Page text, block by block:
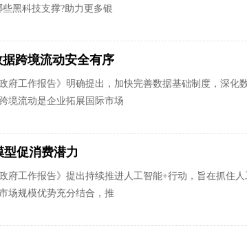
黑科技支撑?助力更多银
跨境流动安全有序
府工作报告》明确提出，加快完善数据基础制度，深化
境流动是企业拓展国际市场
促消费潜力
府工作报告》提出持续推进人工智能+行动，旨在抓住
场规模优势充分结合，推